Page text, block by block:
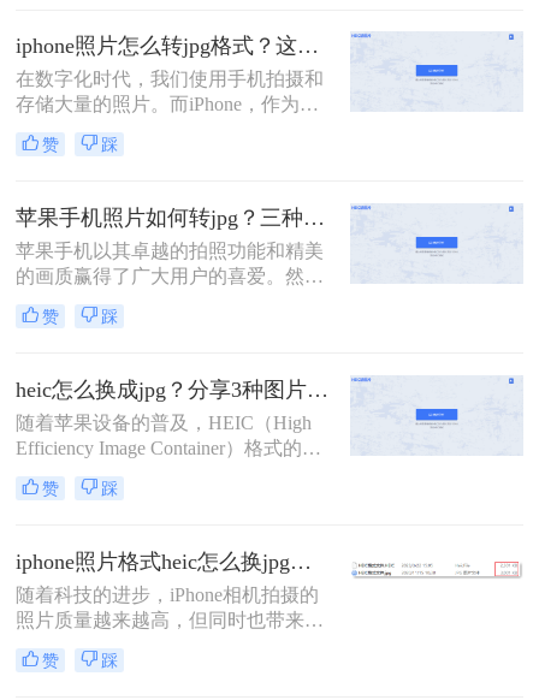
呢？本文提供了四种转换方法，每种
方法都配有简短的介绍，帮助您快速
掌握转换技巧。
iphone照片怎么转jpg格式？这两种方法可以迅速转换！
在数字化时代，我们使用手机拍摄和
存储大量的照片。而iPhone，作为一
款备受欢迎的手机品牌，更是拥有出
色的摄影功能。然而，有时候我们可
他格式，比如JPG。本文将为您介绍
iphone照片怎么转jpg格式，以便更好
地管理和共享您的珍贵照片。
赞 踩
苹果手机照片如何转jpg？三种方法轻松解决heic图片转换！
苹果手机以其卓越的拍照功能和精美
的画质赢得了广大用户的喜爱。然
而，由于苹果设备默认的照片格式是
HEIC（High Efficiency Image
平台上可能不如JPG（JPEG）格式普
及和兼容。因此，很多用户需要将苹
果手机上的照片转换为JPG格式以满
足不同的需求。那么苹果手机照片如
何转jpg呢？本文将介绍几种简单的方
法，帮助你轻松实现苹果手机照片到
赞 踩
heic怎么换成jpg？分享3种图片格式转换方法！
随着苹果设备的普及，HEIC（High
Efficiency Image Container）格式的图
片逐渐进入了我们的视野。然而，由
于这种格式的特殊性和兼容性问题，
打开或编辑HEIC格式的图片。因此，
将HEIC转换成JPG格式成为了一个常
见的需求。那么heic怎么换成jpg呢？
本文将为您介绍三种实用的方法，帮
助您轻松完成HEIC到JPG的转换。
赞 踩
iphone照片格式heic怎么换jpg？教你4招，快速转换！
随着科技的进步，iPhone相机拍摄的
照片质量越来越高，但同时也带来了
一个问题，那就是照片格式的多样
性。iPhone默认使用HEIC格式来保存
赞 踩